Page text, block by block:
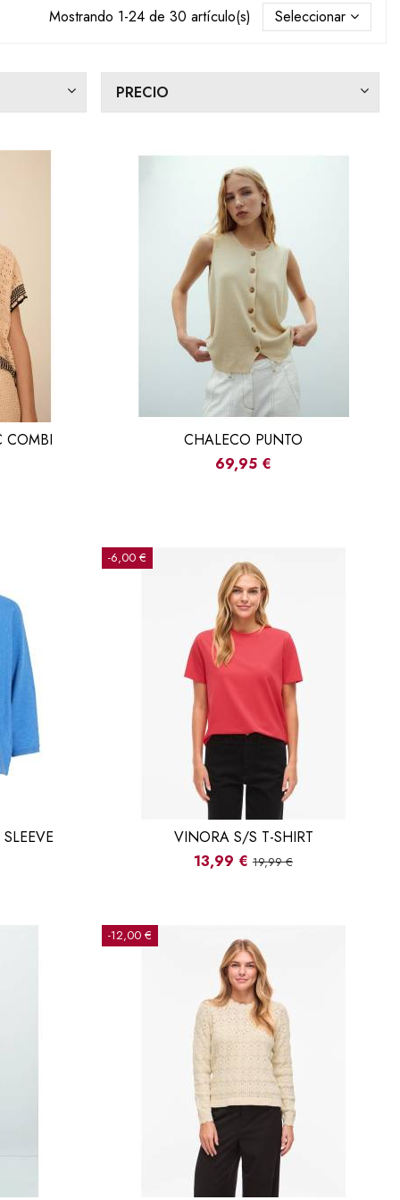
Mostrando 1-24 de 30 artículo(s) Seleccionar
PRECIO
COMBI
CHALECO PUNTO
69,95 €
-6,00 €
VINORA S/S T-SHIRT
13,99 € 19,99 €
-12,00 €